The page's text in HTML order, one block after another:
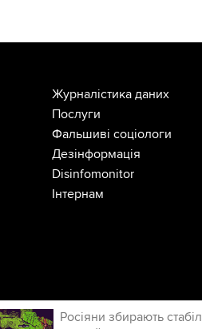
Росіяни збирають
Журналістика даних
Послуги
Фальшиві соціологи
Дезінформація
Disinfomonitor
Інтернам